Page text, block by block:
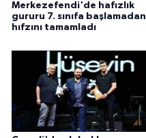
Merkezefendi'de hafızlık
gururu 7. sınıfa başlamadan
hıfzını tamamladı